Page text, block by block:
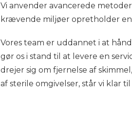
Vi anvender avancerede
krævende miljøer opretholder
Vores team er uddannet i at
gør os i stand til at levere en
drejer sig om fjernelse af
af sterile omgivelser, står vi klar